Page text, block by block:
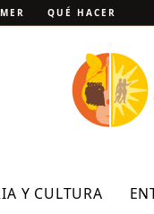
QUÉ HACER
Y CULTURA